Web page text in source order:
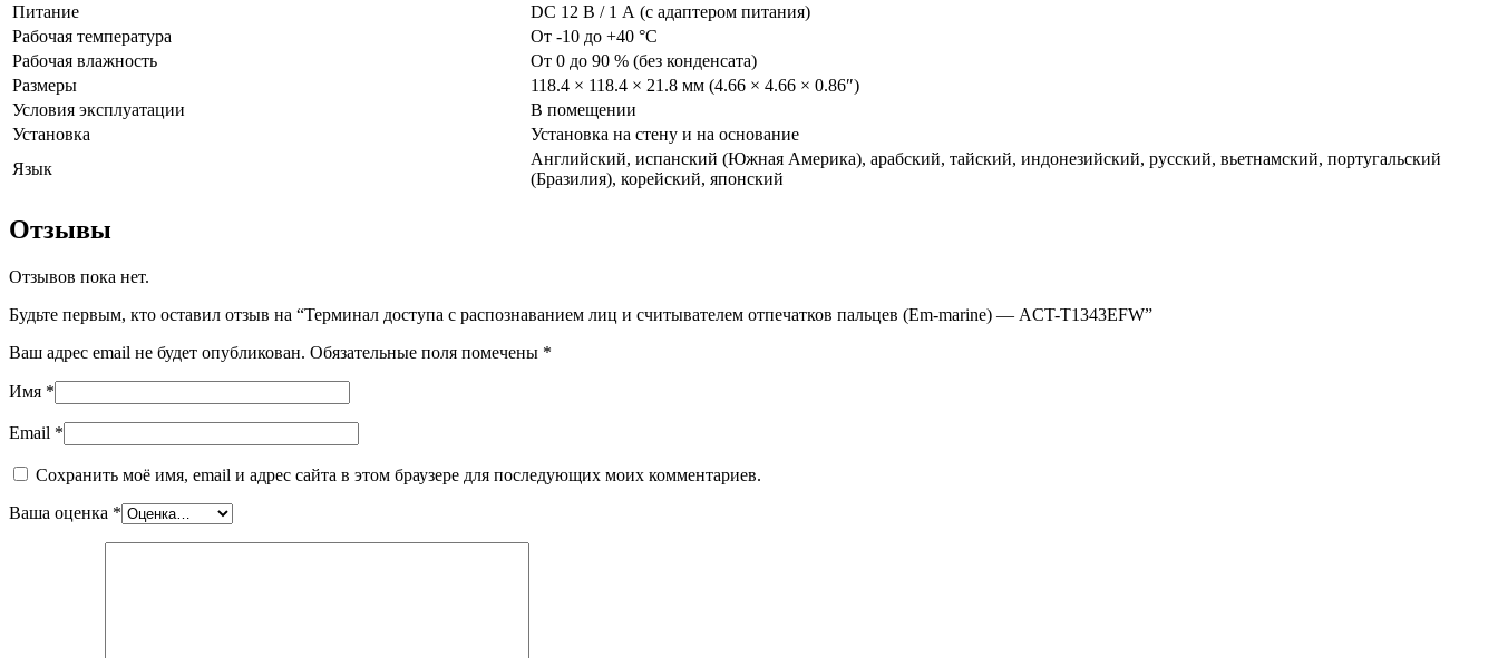
Питание
DC 12 В / 1 А (с адаптером питания)
Рабочая температура
От -10 до +40 °C
Рабочая влажность
От 0 до 90 % (без конденсата)
Размеры
118.4 × 118.4 × 21.8 мм (4.66 × 4.66 × 0.86″)
Условия эксплуатации
В помещении
Установка
Установка на стену и на основание
Язык
Английский, испанский (Южная Америка), арабский, тайский, индонезийский, русский, вьетнамский, португальский
(Бразилия), корейский, японский
Отзывы
Отзывов пока нет.
Будьте первым, кто оставил отзыв на “Терминал доступа с распознаванием лиц и считывателем отпечатков пальцев (Em-marine) — ACT-T1343EFW”
Ваш адрес email не будет опубликован. Обязательные поля помечены *
Имя *
Email *
Сохранить моё имя, email и адрес сайта в этом браузере для последующих моих комментариев.
Ваша оценка *